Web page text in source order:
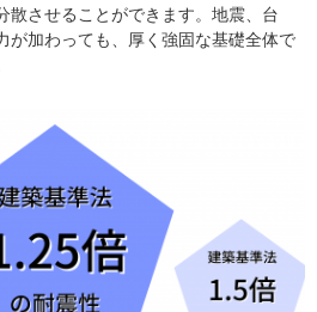
散させることができます。地震、台
が加わっても、厚く強固な基礎全体で